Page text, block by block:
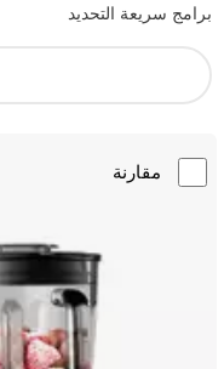
برامج سريعة التحديد
مقارنة